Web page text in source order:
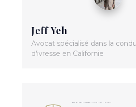
Jeff Yeh
Avocat spécialisé dans la
d'ivresse en Californie